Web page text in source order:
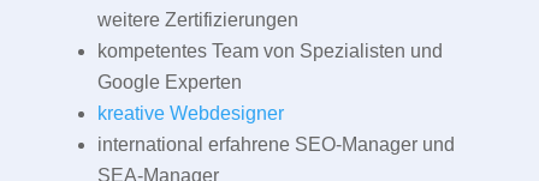
weitere Zertifizierungen
kompetentes Team von Spezialisten und
Google Experten
kreative Webdesigner
international erfahrene SEO-Manager und
SEA-Manager